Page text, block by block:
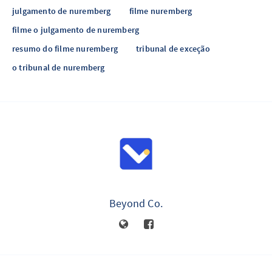
julgamento de nuremberg
filme nuremberg
filme o julgamento de nuremberg
resumo do filme nuremberg
tribunal de exceção
o tribunal de nuremberg
Beyond Co.